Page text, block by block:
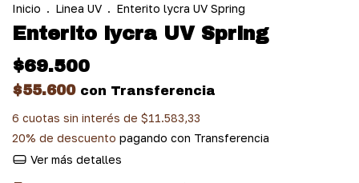
Inicio . Linea UV . Enterito lycra UV Spring
Enterito lycra UV Spring
$69.500
$55.600 con Transferencia
6 cuotas sin interés de $11.583,33
20% de descuento pagando con Transferencia
Ver más detalles